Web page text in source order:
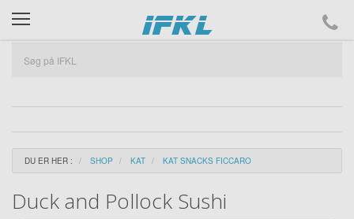
ifkl
DU ER HER : SHOP KAT KAT SNACKS FICCARO
Duck and Pollock Sushi